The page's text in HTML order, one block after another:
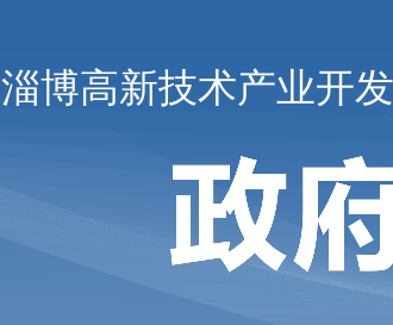
淄博高新技术产业开